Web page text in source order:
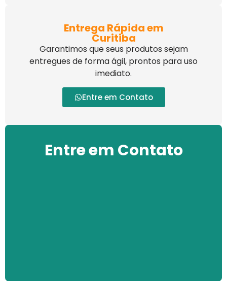
Entrega Rápida em
Curitiba
Garantimos que seus produtos sejam
entregues de forma ágil, prontos para uso
imediato.
Entre em Contato
Entre em Contato